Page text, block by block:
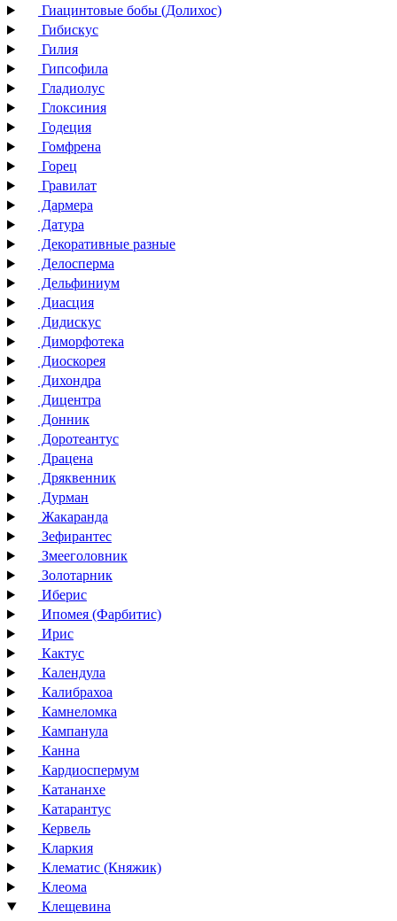
Гиацинтовые бобы (Долихос)
Гибискус
Гилия
Гипсофила
Гладиолус
Глоксиния
Годеция
Гомфрена
Горец
Гравилат
Дармера
Датура
Декоративные разные
Делосперма
Дельфиниум
Диасция
Дидискус
Диморфотека
Диоскорея
Дихондра
Дицентра
Донник
Доротеантус
Драцена
Дряквенник
Дурман
Жакаранда
Зефирантес
Змееголовник
Золотарник
Иберис
Ипомея (Фарбитис)
Ирис
Кактус
Календула
Калибрахоа
Камнеломка
Кампанула
Канна
Кардиоспермум
Катананхе
Катарантус
Кервель
Кларкия
Клематис (Княжик)
Клеома
Клещевина